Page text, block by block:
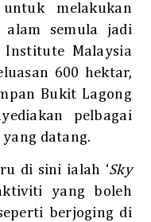
melakukan
alam semula jadi
Institute Malaysia
600 hektar,
Bukit Lagong
pelbagai
datang.
di sini ialah ‘Sky
yang boleh
berjoging di